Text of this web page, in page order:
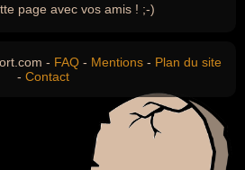
page avec vos amis ! ;-)
- FAQ - Mentions - Plan du site
- Contact